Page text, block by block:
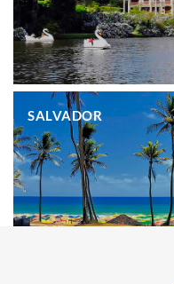
SALVADOR